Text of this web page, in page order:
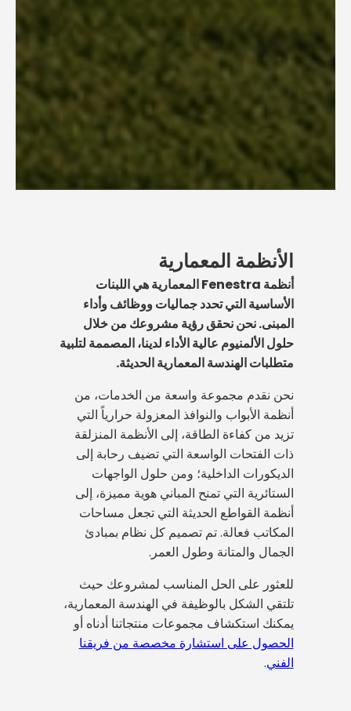
الأنظمة المعمارية
أنظمة Fenestra المعمارية هي اللبنات
الأساسية التي تحدد جماليات ووظائف وأداء
المبنى. نحن نحقق رؤية مشروعك من خلال
حلول الألمنيوم عالية الأداء لدينا، المصممة لتلبية
متطلبات الهندسة المعمارية الحديثة.
نحن نقدم مجموعة واسعة من الخدمات، من
أنظمة الأبواب والنوافذ المعزولة حرارياً التي
تزيد من كفاءة الطاقة، إلى الأنظمة المنزلقة
ذات الفتحات الواسعة التي تضيف رحابة إلى
الديكورات الداخلية؛ ومن حلول الواجهات
الستائرية التي تمنح المباني هوية مميزة، إلى
أنظمة القواطع الحديثة التي تجعل مساحات
المكاتب فعالة. تم تصميم كل نظام بمبادئ
الجمال والمتانة وطول العمر.
للعثور على الحل المناسب لمشروعك حيث
تلتقي الشكل بالوظيفة في الهندسة المعمارية،
يمكنك استكشاف مجموعات منتجاتنا أدناه أو
الحصول على استشارة مخصصة من فريقنا
الفني.